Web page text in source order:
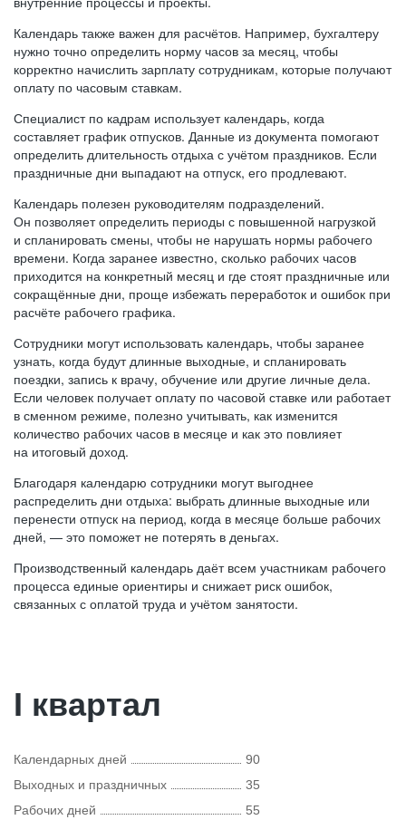
Календарь также важен для расчётов. Например, бухгалтеру
нужно точно определить норму часов за месяц, чтобы
корректно начислить зарплату сотрудникам, которые получают
оплату по часовым ставкам.
Специалист по кадрам использует календарь, когда
составляет график отпусков. Данные из документа помогают
определить длительность отдыха с учётом праздников. Если
праздничные дни выпадают на отпуск, его продлевают.
Календарь полезен руководителям подразделений.
Он позволяет определить периоды с повышенной нагрузкой
и спланировать смены, чтобы не нарушать нормы рабочего
времени. Когда заранее известно, сколько рабочих часов
приходится на конкретный месяц и где стоят праздничные или
сокращённые дни, проще избежать переработок и ошибок при
расчёте рабочего графика.
Сотрудники могут использовать календарь, чтобы заранее
узнать, когда будут длинные выходные, и спланировать
поездки, запись к врачу, обучение или другие личные дела.
Если человек получает оплату по часовой ставке или работает
в сменном режиме, полезно учитывать, как изменится
количество рабочих часов в месяце и как это повлияет
на итоговый доход.
Благодаря календарю сотрудники могут выгоднее
распределить дни отдыха: выбрать длинные выходные или
перенести отпуск на период, когда в месяце больше рабочих
дней, — это поможет не потерять в деньгах.
Производственный календарь даёт всем участникам рабочего
процесса единые ориентиры и снижает риск ошибок,
связанных с оплатой труда и учётом занятости.
I квартал
Календарных дней
90
Выходных и праздничных
35
Рабочих дней
55